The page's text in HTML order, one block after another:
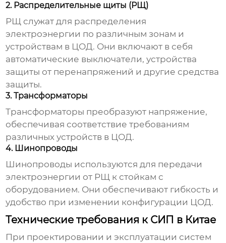
2. Распределительные щиты (РЩ)
РЩ служат для распределения
электроэнергии по различным зонам и
устройствам в ЦОД. Они включают в себя
автоматические выключатели, устройства
защиты от перенапряжений и другие средства
защиты.
3. Трансформаторы
Трансформаторы преобразуют напряжение,
обеспечивая соответствие требованиям
различных устройств в ЦОД.
4. Шинопроводы
Шинопроводы используются для передачи
электроэнергии от РЩ к стойкам с
оборудованием. Они обеспечивают гибкость и
удобство при изменении конфигурации ЦОД.
Технические требования к СИП в Китае
При проектировании и эксплуатации систем